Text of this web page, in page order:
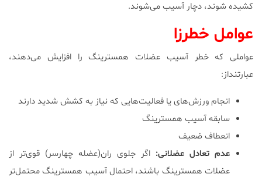
کشیده شوند، دچار آسیب می‌شوند.
عوامل خطرزا
عواملی که خطر آسیب عضلات همسترینگ را افزایش می‌دهند،
عبارتنداز:
انجام ورزش‌های یا فعالیت‌هایی که نیاز به کشش شدید دارند
سابقه آسیب همسترینگ
انعطاف ضعیف
عدم تعادل عضلانی: اگر جلوی ران(عضله چهارسر) قوی‌تر از
عضلات همسترینگ باشند، احتمال آسیب همسترینگ محتمل‌تر